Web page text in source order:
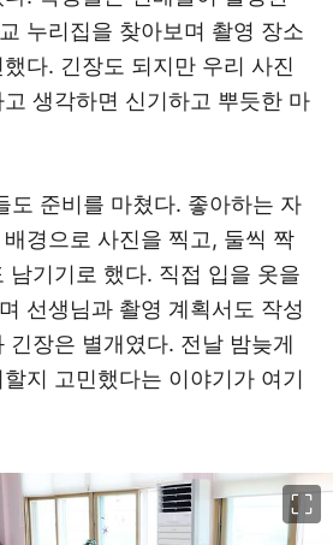
누리집을 찾아보며 촬영 장소
다. 긴장도 되지만 우리 사진
생각하면 신기하고 뿌듯한 마
도 준비를 마쳤다. 좋아하는 자
경으로 사진을 찍고, 둘씩 짝
남기기로 했다. 직접 입을 옷을
선생님과 촬영 계획서도 작성
긴장은 별개였다. 전날 밤늦게
지 고민했다는 이야기가 여기